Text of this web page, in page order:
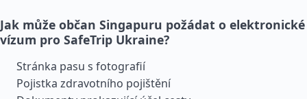
Jak může občan Singapuru požádat o elektronické
vízum pro SafeTrip Ukraine?
Stránka pasu s fotografií
Pojistka zdravotního pojištění